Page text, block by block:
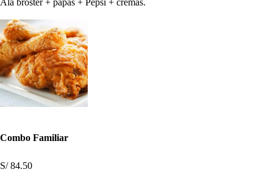
Ala broster + papás + Pepsi + cremas.
Combo Familiar
S/ 84.50